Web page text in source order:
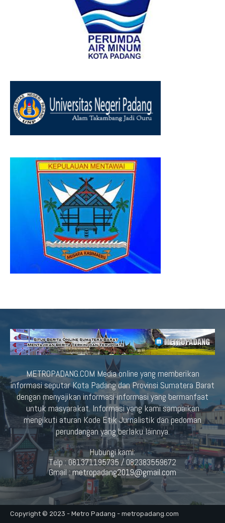
METROPADANG.COM Media online yang memberikan
informasi seputar Kota Padang dan Provinsi Sumatera Barat
dengan menyajikan informasi-informasi yang bermanfaat
untuk masyarakat. Informasi yang kami sampaikan
mengikuti aturan Kode Etik Jurnalistik dan pedoman
perundangan yang berlaku lainnya.
Hubungi kami:
Telp : 081371195735 / 082383559672
Gmail :metropadang2019@gmail.com
Copyright © 2023 - Metro Padang - metropadang.com